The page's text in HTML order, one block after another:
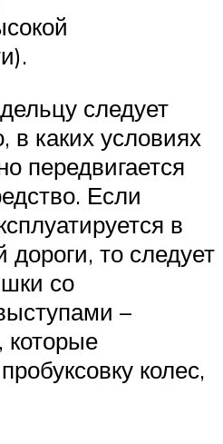
следует
в каких условиях
передвигается
Если
в
дороги, то следует
со
–
которые
колес,